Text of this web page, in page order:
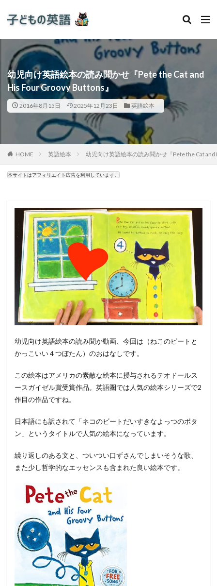
幼児向け英語絵本の読み聞かせ『Pete the Cat and
His Four Groovy Buttons』
2016年8月15日 2025年12月23日 英語絵本
HOME 英語絵本 幼児向け英語絵本の読み聞かせ『Pete the Cat
本サイトはアフィリエイト広告を利用しています。
幼児向け英語絵本の読み聞か動画、今回は（ねこのピートと
かっこいい４つぼたん）のおはなしです。
この絵本はアメリカの素敵な絵本に授与されるテオドールス
ースガイゼル賞受賞作品。英語圏では人気の絵本シリーズで2
作目の作品ですね。
日本語にも訳されて「ネコのビートだいすきなよっつのボタ
ン」というタイトルで人気の絵本になっています。
繰り返しのある文と、ついつい口ずさんでしまいそうな歌、
また少し哲学的なエッセンスも含まれた良い絵本です。